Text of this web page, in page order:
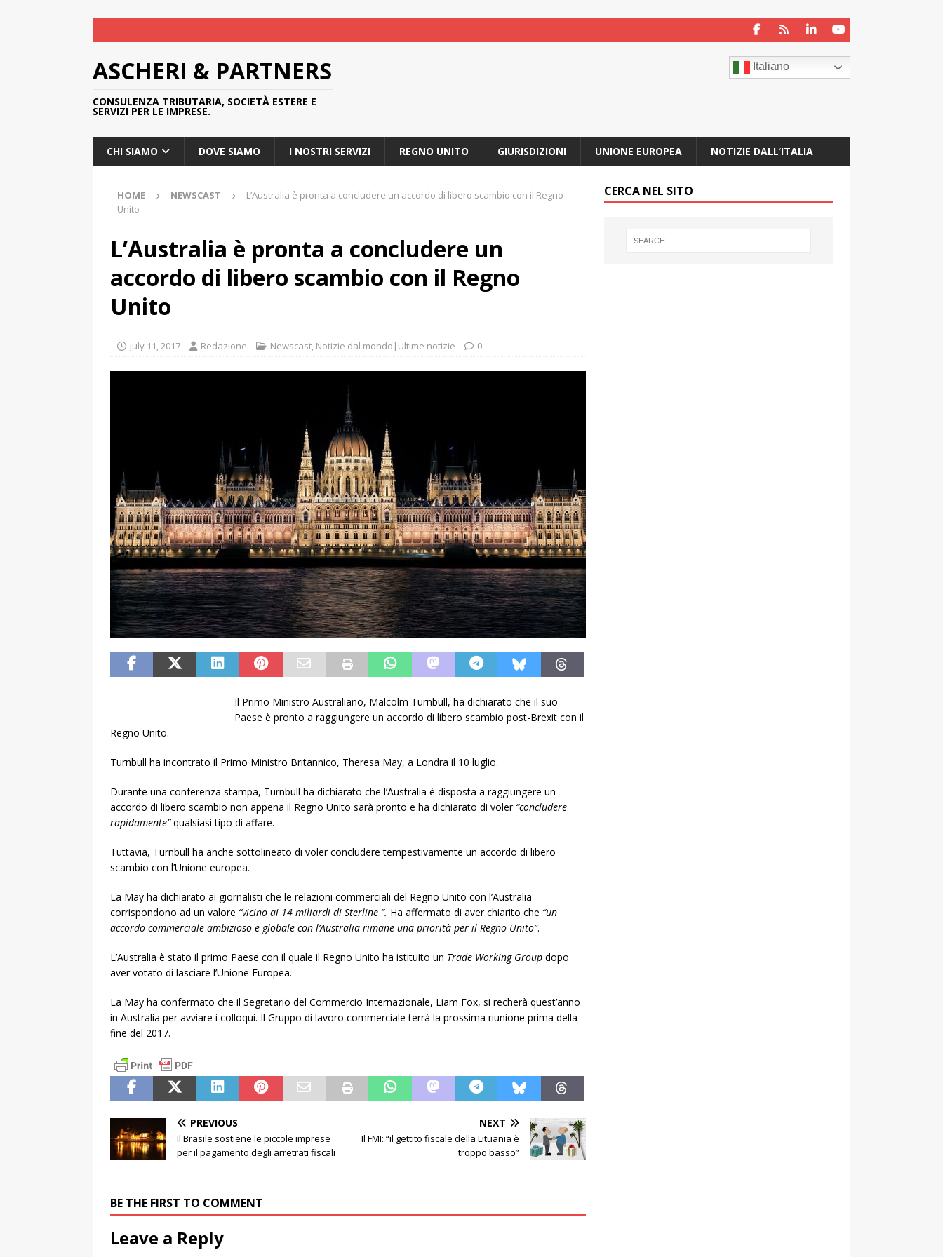
ASCHERI & PARTNERS
CONSULENZA TRIBUTARIA, SOCIETÀ ESTERE E
SERVIZI PER LE IMPRESE.
Italiano
CHI SIAMO DOVE SIAMO I NOSTRI SERVIZI REGNO UNITO GIURISDIZIONI UNIONE EUROPEA NOTIZIE DALL’ITALIA
HOME NEWSCAST
L’Australia è pronta a concludere un accordo di libero scambio con il Regno
Unito
L’Australia è pronta a concludere un
accordo di libero scambio con il Regno
Unito
July 11, 2017 Redazione Newscast, Notizie dal mondo|Ultime notizie 0
Il Primo Ministro Australiano, Malcolm Turnbull, ha dichiarato che il suo
Paese è pronto a raggiungere un accordo di libero scambio post-Brexit con il
Regno Unito.
Turnbull ha incontrato il Primo Ministro Britannico, Theresa May, a Londra il 10 luglio.
Durante una conferenza stampa, Turnbull ha dichiarato che l’Australia è disposta a raggiungere un
accordo di libero scambio non appena il Regno Unito sarà pronto e ha dichiarato di voler “concludere
rapidamente”qualsiasi tipo di affare.
Tuttavia, Turnbull ha anche sottolineato di voler concludere tempestivamente un accordo di libero
scambio con l’Unione europea.
La May ha dichiarato ai giornalisti che le relazioni commerciali del Regno Unito con l’Australia
corrispondono ad un valore “vicino ai 14 miliardi di Sterline “. Ha affermato di aver chiarito che “un
accordo commerciale ambizioso e globale con l’Australia rimane una priorità per il Regno Unito”.
L’Australia è stato il primo Paese con il quale il Regno Unito ha istituito un Trade Working Group dopo
aver votato di lasciare l’Unione Europea.
La May ha confermato che il Segretario del Commercio Internazionale, Liam Fox, si recherà quest’anno
in Australia per avviare i colloqui. Il Gruppo di lavoro commerciale terrà la prossima riunione prima della
fine del 2017.
PREVIOUS
Il Brasile sostiene le piccole imprese
per il pagamento degli arretrati fiscali
NEXT
Il FMI: “il gettito fiscale della Lituania è
troppo basso”
BE THE FIRST TO COMMENT
Leave a Reply
CERCA NEL SITO